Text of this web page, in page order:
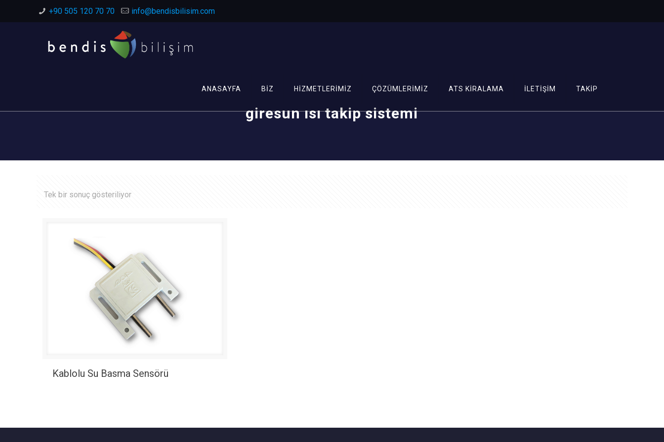
+90 505 120 70 70 info@bendisbilisim.com
ANASAYFA BİZ HİZMETLERİMİZ ÇÖZÜMLERİMİZ ATS KİRALAMA İLETİŞİM TAKİP
giresun ısı takip sistemi
Tek bir sonuç gösteriliyor
Kablolu Su Basma Sensörü